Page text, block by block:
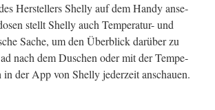
Her­stel­lers Shel­ly auf dem Han­dy anse­
stellt Shel­ly auch Tem­pe­ra­tur- und
Sache, um den Über­blick dar­über zu
nach dem Duschen oder mit der Tem­pe­
der App von Shel­ly jeder­zeit anschauen.